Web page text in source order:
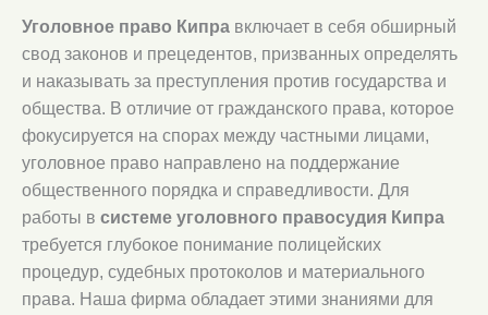
Уголовное право Кипра включает в себя обширный
свод законов и прецедентов, призванных определять
и наказывать за преступления против государства и
общества. В отличие от гражданского права, которое
фокусируется на спорах между частными лицами,
уголовное право направлено на поддержание
общественного порядка и справедливости. Для
работы в системе уголовного правосудия Кипра
требуется глубокое понимание полицейских
процедур, судебных протоколов и материального
права. Наша фирма обладает этими знаниями для